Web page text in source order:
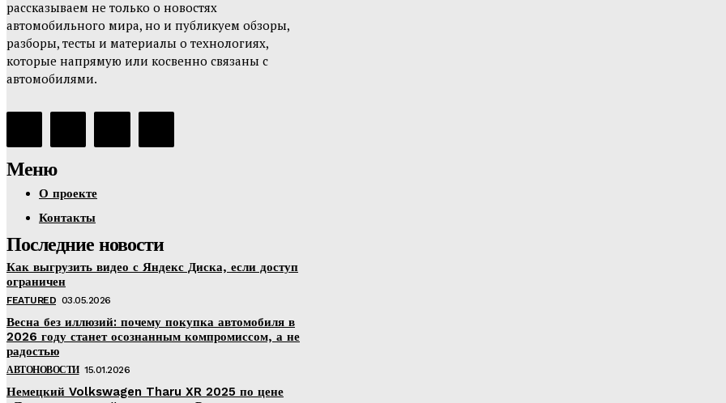
рассказываем не только о новостях
автомобильного мира, но и публикуем обзоры,
разборы, тесты и материалы о технологиях,
которые напрямую или косвенно связаны с
автомобилями.
Меню
О проекте
Контакты
Последние новости
Как выгрузить видео с Яндекс Диска, если доступ
ограничен
FEATURED 03.05.2026
Весна без иллюзий: почему покупка автомобиля в
2026 году станет осознанным компромиссом, а не
радостью
АВТОНОВОСТИ 15.01.2026
Немецкий Volkswagen Tharu XR 2025 по цене